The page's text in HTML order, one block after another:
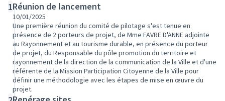
1Réunion de lancement
10/01/2025
Une première réunion du comité de pilotage s'est tenue en
présence de 2 porteurs de projet, de Mme FAVRE D'ANNE adjointe
au Rayonnement et au tourisme durable, en présence du porteur
de projet, du Responsable du pôle promotion du territoire et
rayonnement de la direction de la communication de la Ville et d'une
référente de la Mission Participation Citoyenne de la Ville pour
définir une méthodologie avec les étapes de mise en œuvre du
projet.